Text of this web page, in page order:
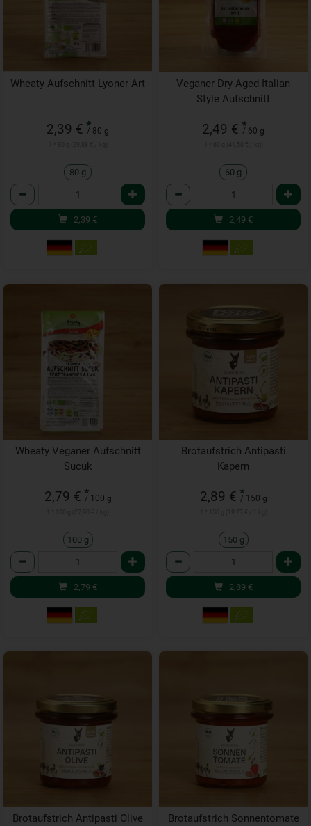
Wheaty Aufschnitt Lyoner Art
2,39 € *
/ 80 g
80 g
Anzahl
2,39 €
Veganer Dry-Aged Italian
Style Aufschnitt
2,49 € *
/ 60 g
60 g
Anzahl
2,49 €
Wheaty Veganer Aufschnitt
Sucuk
2,79 € *
/ 100 g
100 g
Anzahl
2,79 €
Brotaufstrich Antipasti
Kapern
2,89 € *
/ 150 g
150 g
Anzahl
2,89 €
Brotaufstrich Antipasti Olive Brotaufstrich Sonnentomate